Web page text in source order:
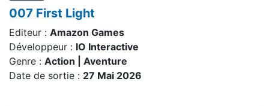
007 First Light
Editeur : Amazon Games
Développeur : IO Interactive
Genre : Action | Aventure
Date de sortie : 27 Mai 2026